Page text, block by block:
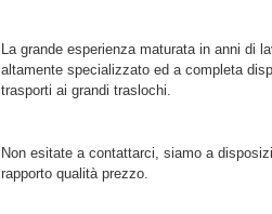
La grande esperienza maturata in anni di
altamente specializzato ed a completa
trasporti ai grandi traslochi.
Non esitate a contattarci, siamo a
rapporto qualità prezzo.